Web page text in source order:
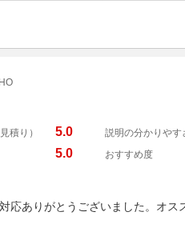
積り） 5.0 説明の分かりやす
5.0
おすすめ度
応ありがとうございました。オス